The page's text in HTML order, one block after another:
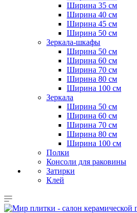
Ширина 35 см
Ширина 40 см
Ширина 45 см
Ширина 50 см
Зеркала-шкафы
Ширина 50 см
Ширина 60 см
Ширина 70 см
Ширина 80 см
Ширина 100 см
Зеркала
Ширина 50 см
Ширина 60 см
Ширина 70 см
Ширина 80 см
Ширина 100 см
Полки
Консоли для раковины
Затирки
Клей